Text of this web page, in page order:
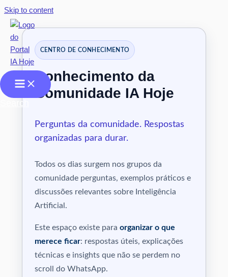
Skip to content
Search
CENTRO DE CONHECIMENTO
Conhecimento da
Comunidade IA Hoje
Perguntas da comunidade. Respostas
organizadas para durar.
Todos os dias surgem nos grupos da
comunidade perguntas, exemplos práticos e
discussões relevantes sobre Inteligência
Artificial.
Este espaço existe para organizar o que
merece ficar: respostas úteis, explicações
técnicas e insights que não se perdem no
scroll do WhatsApp.